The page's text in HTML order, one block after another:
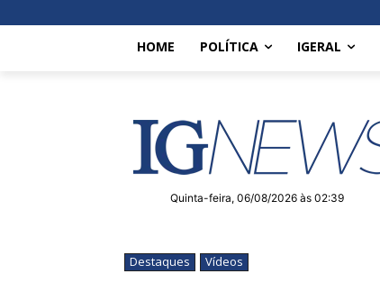
HOME POLÍTICA IGERAL
Quinta-feira, 06/08/2026 às 02:39
Destaques Vídeos